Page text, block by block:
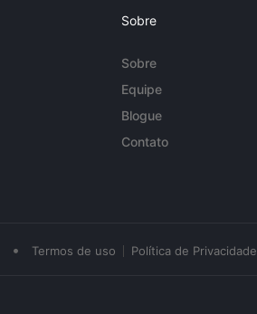
Sobre
Sobre
Equipe
Blogue
Contato
• Termos de uso Política de Privacidade